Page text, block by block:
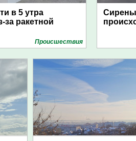
в 5 утра
ракетной
Проиcшествия
Сирены